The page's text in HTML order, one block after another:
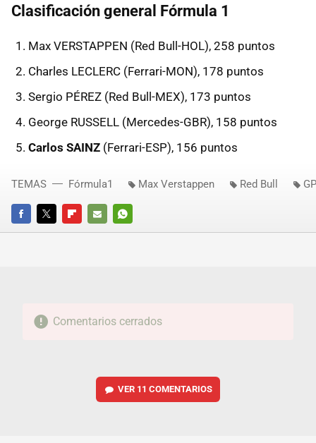
Clasificación general Fórmula 1
Max VERSTAPPEN (Red Bull-HOL), 258 puntos
Charles LECLERC (Ferrari-MON), 178 puntos
Sergio PÉREZ (Red Bull-MEX), 173 puntos
George RUSSELL (Mercedes-GBR), 158 puntos
Carlos SAINZ (Ferrari-ESP), 156 puntos
FACEBOOKTWITTERFLIPBOARD
E-
WHATSAPP
TEMAS Fórmula1 Max Verstappen Red Bull
Comentarios cerrados
VER 11 COMENTARIOS